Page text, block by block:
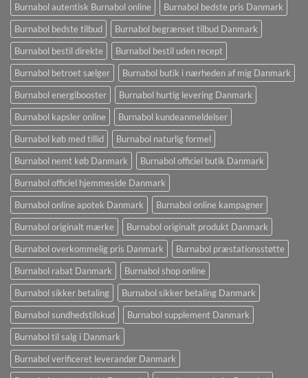
Burnabol autentisk Burnabol online
Burnabol bedste pris Danmark
Burnabol bedste tilbud
Burnabol begrænset tilbud Danmark
Burnabol bestil direkte
Burnabol bestil uden recept
Burnabol betroet sælger
Burnabol butik i nærheden af ​​mig Danmark
Burnabol energibooster
Burnabol hurtig levering Danmark
Burnabol kapsler online
Burnabol kundeanmeldelser
Burnabol køb med tillid
Burnabol naturlig formel
Burnabol nemt køb Danmark
Burnabol officiel butik Danmark
Burnabol officiel hjemmeside Danmark
Burnabol online apotek Danmark
Burnabol online kampagner
Burnabol originalt mærke
Burnabol originalt produkt Danmark
Burnabol overkommelig pris Danmark
Burnabol præstationsstøtte
Burnabol rabat Danmark
Burnabol shop online
Burnabol sikker betaling
Burnabol sikker betaling Danmark
Burnabol sundhedstilskud
Burnabol supplement Danmark
Burnabol til salg i Danmark
Burnabol verificeret leverandør Danmark